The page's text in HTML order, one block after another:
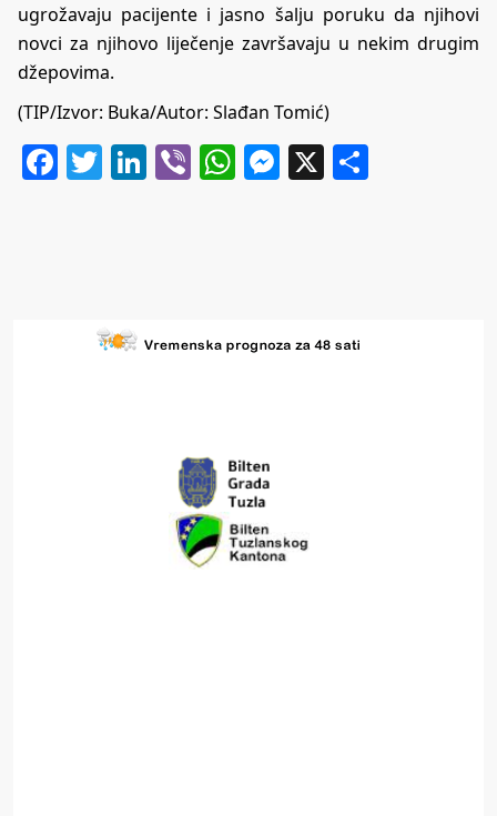
ugrožavaju pacijente i jasno šalju poruku da njihovi
novci za njihovo liječenje završavaju u nekim drugim
džepovima.
(TIP/Izvor: Buka/Autor: Slađan Tomić)
Facebook
Twitter
LinkedIn
ViberWhatsApp
Messenger
X